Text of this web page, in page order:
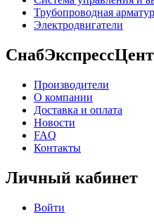
Трубопроводная
Электродвигатели
Производители
О компании
Доставка и оплата
Новости
FAQ
Контакты
Личный кабинет
Войти